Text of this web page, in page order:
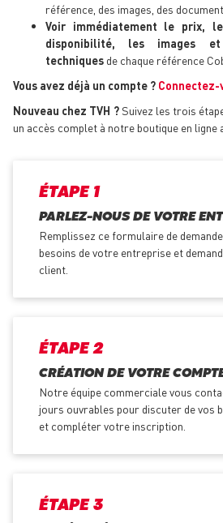
référence, des images, des
Voir immédiatement le prix,
disponibilité, les images
techniques de chaque référence
Vous avez déjà un compte ? Connectez-
Nouveau chez TVH ?Suivez les trois
un accès complet à notre boutique en ligne
ÉTAPE 1
PARLEZ-NOUS DE VOTRE
Remplissez ce formulaire de
besoins de votre entreprise et
client.
ÉTAPE 2
CRÉATION DE VOTRE
Notre équipe commerciale vous
jours ouvrables pour discuter de vos
et compléter votre inscription.
ÉTAPE 3